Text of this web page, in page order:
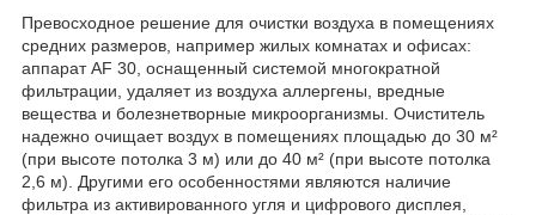
Превосходное решение для очистки воздуха в помещениях
средних размеров, например жилых комнатах и офисах:
аппарат AF 30, оснащенный системой многократной
фильтрации, удаляет из воздуха аллергены, вредные
вещества и болезнетворные микроорганизмы. Очиститель
надежно очищает воздух в помещениях площадью до 30 м²
(при высоте потолка 3 м) или до 40 м² (при высоте потолка
2,6 м). Другими его особенностями являются наличие
фильтра из активированного угля и цифрового дисплея,